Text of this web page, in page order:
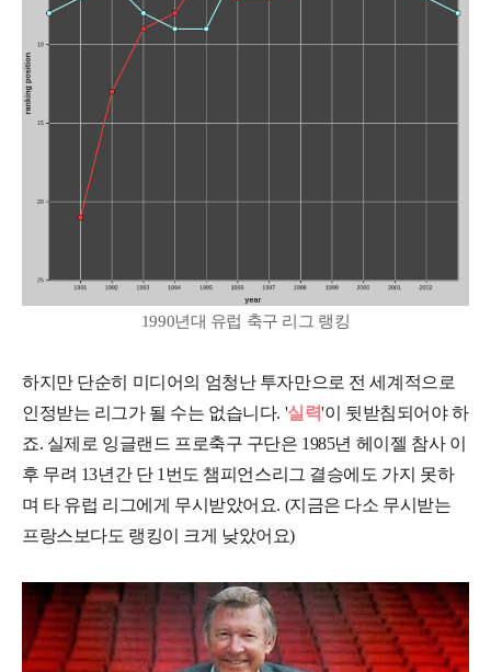
1990년대 유럽 축구 리그 랭킹
하지만 단순히 미디어의 엄청난 투자만으로 전 세계적으로
인정받는 리그가 될 수는 없습니다. '실력'이 뒷받침되어야 하
죠. 실제로 잉글랜드 프로축구 구단은 1985년 헤이젤 참사 이
후 무려 13년간 단 1번도 챔피언스리그 결승에도 가지 못하
며 타 유럽 리그에게 무시받았어요. (지금은 다소 무시받는
프랑스보다도 랭킹이 크게 낮았어요)